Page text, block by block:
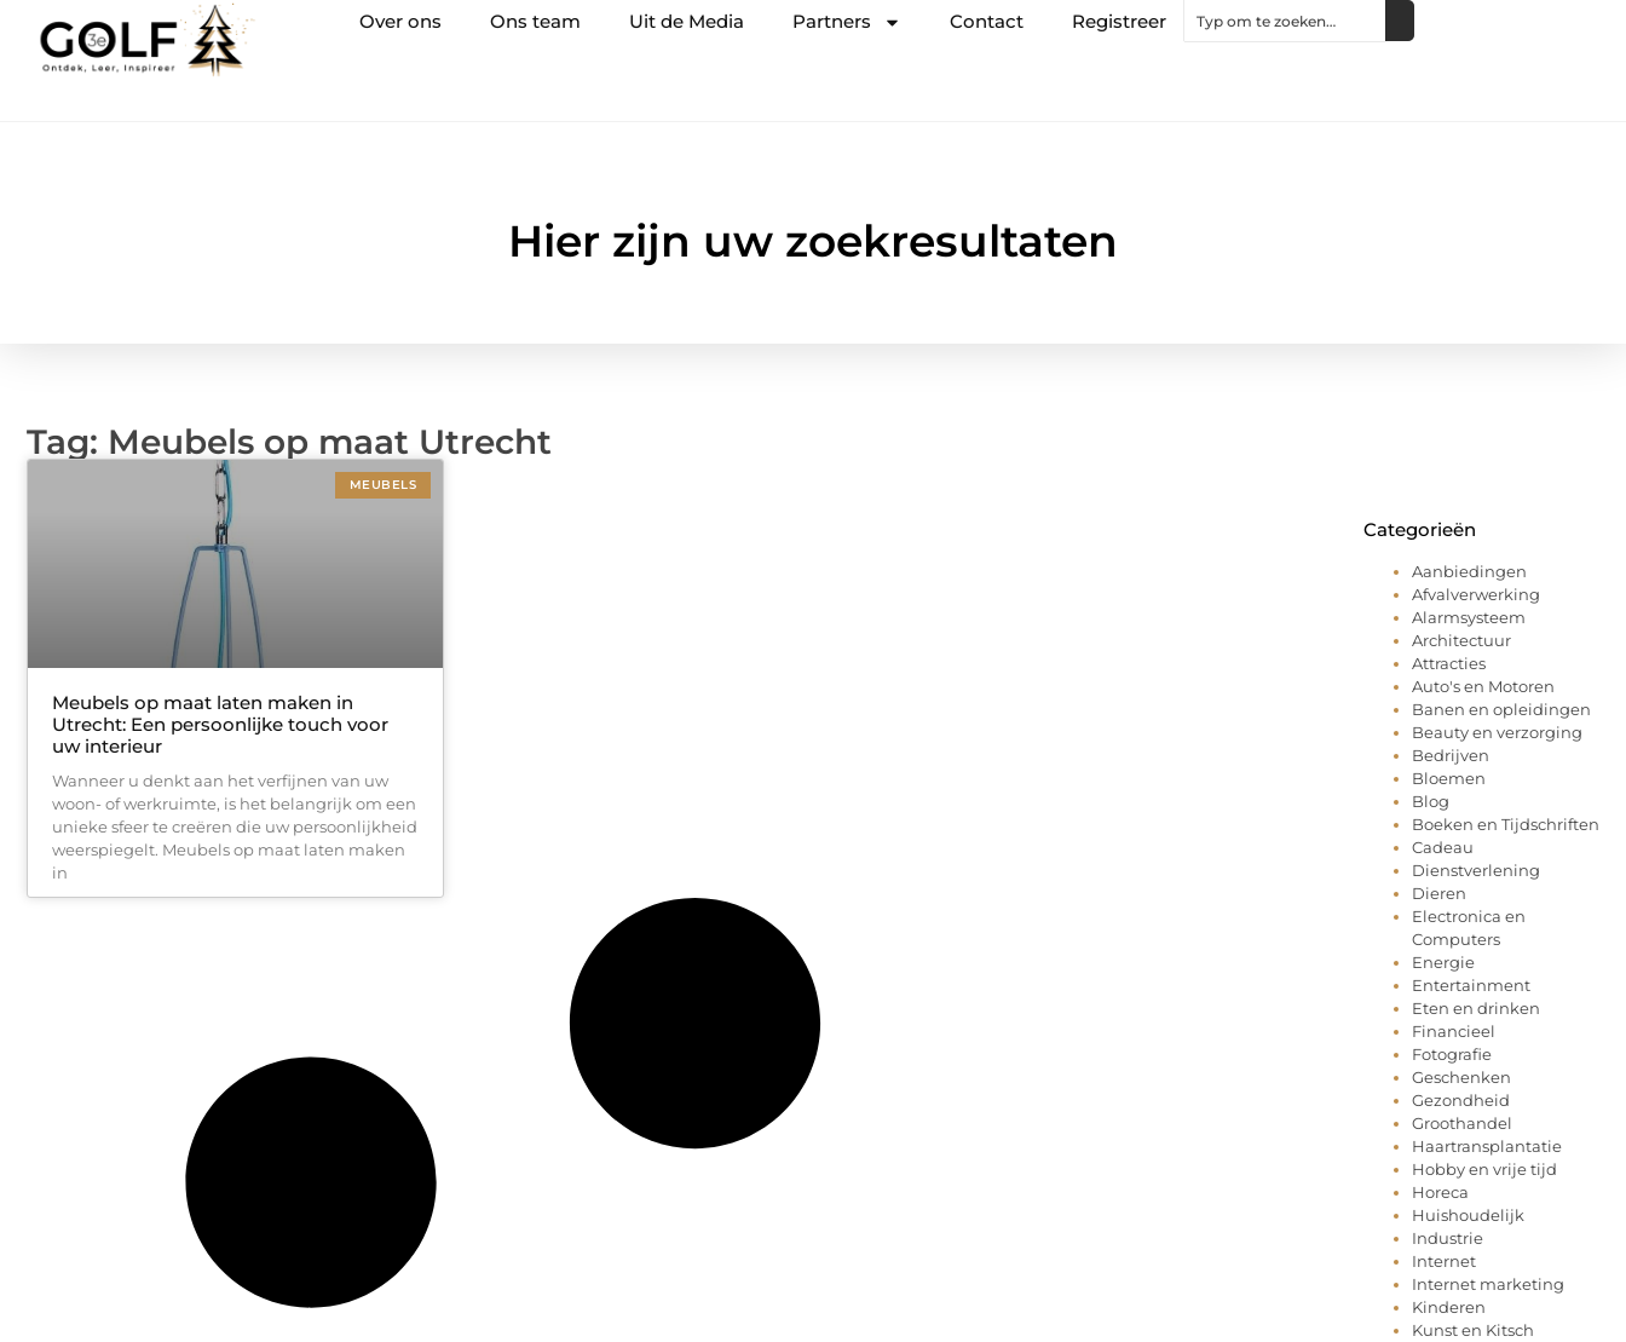
Over ons Ons team Uit de Media Partners Contact Registreer
Hier zijn uw zoekresultaten
Tag: Meubels op maat Utrecht
MEUBELS
Meubels op maat laten maken in
Utrecht: Een persoonlijke touch voor
uw interieur
Wanneer u denkt aan het verfijnen van uw
woon- of werkruimte, is het belangrijk om een
unieke sfeer te creëren die uw persoonlijkheid
weerspiegelt. Meubels op maat laten maken
in
Categorieën
Aanbiedingen
Afvalverwerking
Alarmsysteem
Architectuur
Attracties
Auto's en Motoren
Banen en opleidingen
Beauty en verzorging
Bedrijven
Bloemen
Blog
Boeken en Tijdschriften
Cadeau
Dienstverlening
Dieren
Electronica en
Computers
Energie
Entertainment
Eten en drinken
Financieel
Fotografie
Geschenken
Gezondheid
Groothandel
Haartransplantatie
Hobby en vrije tijd
Horeca
Huishoudelijk
Industrie
Internet
Internet marketing
Kinderen
Kunst en Kitsch